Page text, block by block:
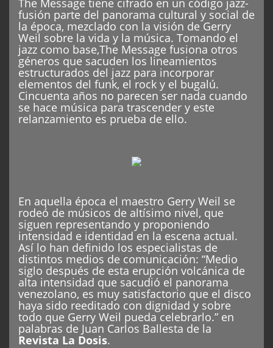
The Message tiene cifrado en un código jazz-
fusión parte del panorama cultural y social de
la época, mezclado con la visión de Gerry
Weil sobre la vida y la música. Tomando el
jazz como base,The Message fusiona otros
géneros que sacuden los lineamientos
estructurados del jazz para incorporar
elementos del funk, el rock y el bugalú.
Cincuenta años no parecen ser nada cuando
se hace música para trascender y este
relanzamiento es prueba de ello.
En aquella época el maestro Gerry Weil se
rodeó de músicos de altísimo nivel, que
siguen representando y proponiendo
intensidad e identidad en la escena actual.
Así lo han definido los especialistas de
distintos medios de comunicación: “Medio
siglo después de esta erupción volcánica de
alta intensidad que sacudió el panorama
venezolano, es muy satisfactorio que el disco
haya sido reeditado con dignidad y sobre
todo que Gerry Weil pueda celebrarlo.” en
palabras de Juan Carlos Ballesta de la
Revista La Dosis.